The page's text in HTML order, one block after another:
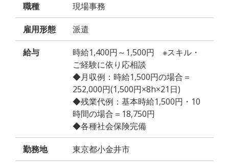
職種 現場事務
雇用形態 派遣
給与
時給1,400円～1,500円 ※スキル・
ご経験に依り応相談
◆月収例：時給1,500円の場合＝
252,000円(1,500円×8h×21日)
◆残業代例：基本時給1,500円・10
時間の場合＝18,750円
◆各種社会保険完備
勤務地 東京都小金井市